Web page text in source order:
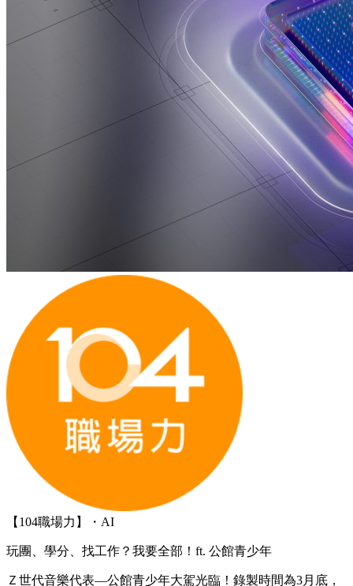
【104職場力】・AI
玩團、學分、找工作？我要全部！ft. 公館青少年
Ｚ世代音樂代表—公館青少年大駕光臨！錄製時間為3月底，